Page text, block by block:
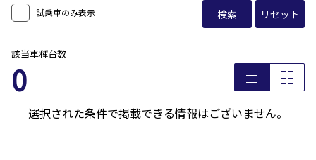
試乗車のみ表示 検索 リセット
該当車種台数
0
選択された条件で掲載できる情報はございません。